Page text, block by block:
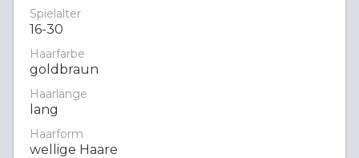
Spielalter
16-30
Haarfarbe
goldbraun
Haarlänge
lang
Haarform
wellige Haare